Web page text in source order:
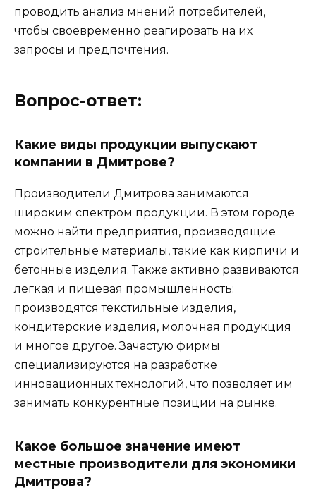
проводить анализ мнений потребителей,
чтобы своевременно реагировать на их
запросы и предпочтения.
Вопрос-ответ:
Какие виды продукции выпускают
компании в Дмитрове?
Производители Дмитрова занимаются
широким спектром продукции. В этом городе
можно найти предприятия, производящие
строительные материалы, такие как кирпичи и
бетонные изделия. Также активно развиваются
легкая и пищевая промышленность:
производятся текстильные изделия,
кондитерские изделия, молочная продукция
и многое другое. Зачастую фирмы
специализируются на разработке
инновационных технологий, что позволяет им
занимать конкурентные позиции на рынке.
Какое большое значение имеют
местные производители для экономики
Дмитрова?